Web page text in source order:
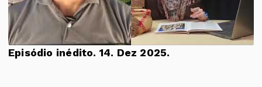
Episódio inédito. 14. Dez 2025.